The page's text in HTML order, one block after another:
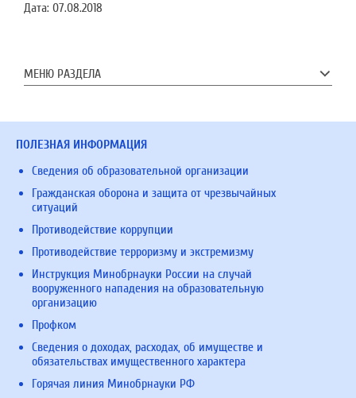
Дата: 07.08.2018
МЕНЮ РАЗДЕЛА
ПОЛЕЗНАЯ ИНФОРМАЦИЯ
Сведения об образовательной организации
Гражданская оборона и защита от чрезвычайных
ситуаций
Противодействие коррупции
Противодействие терроризму и экстремизму
Инструкция Минобрнауки России на случай
вооруженного нападения на образовательную
организацию
Профком
Сведения о доходах, расходах, об имуществе и
обязательствах имущественного характера
Горячая линия Минобрнауки РФ